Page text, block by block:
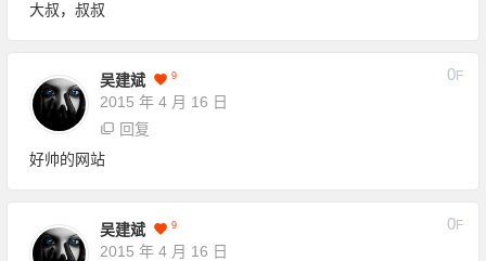
大叔，叔叔
吴建斌 9
2015 年 4 月 16 日
0F
回复
好帅的网站
吴建斌 9
2015 年 4 月 16 日
0F